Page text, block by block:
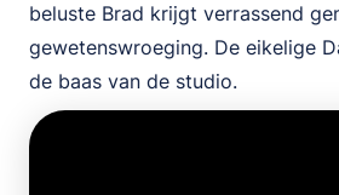
beluste Brad krijgt verrassend
gewetenswroeging. De eikelige
de baas van de studio.